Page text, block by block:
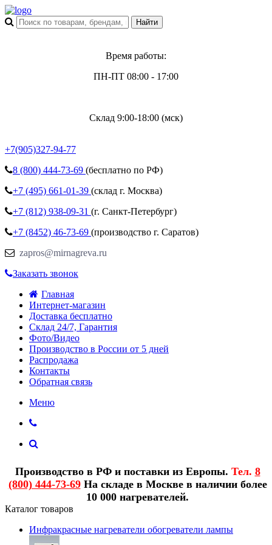
Время работы:
ПН-ПТ 08:00 - 17:00
Склад 9:00-18:00 (мск)
+7(905)327-94-77
8 (800) 444-73-69 (бесплатно по РФ)
+7 (495) 661-01-39 (склад г. Москва)
+7 (812) 938-09-31 (г. Санкт-Петербург)
+7 (8452) 46-73-69 (производство г. Саратов)
zapros@mirnagreva.ru
Заказать звонок
Главная
Интернет-магазин
Доставка бесплатно
Склад 24/7, Гарантия
Фото/Видео
Производство в России от 5 дней
Распродажа
Контакты
Обратная связь
Меню
Производство в РФ и поставки из Европы. Тел. 8
(800) 444-73-69На складе в Москве в наличии более
10 000 нагревателей.
Каталог товаров
Инфракрасные нагреватели обогреватели лампы